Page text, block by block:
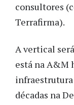
consultores
Terrafirma).
A vertical
está na A&M
infraestrutura
décadas na